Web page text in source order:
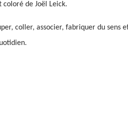
de Joël Leick.
coller, associer, fabriquer du